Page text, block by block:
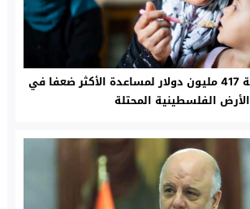
إطلاق خطة بقيمة 417 مليون دولار لمساعدة الأكثر ضعفا في
الأرض الفلسطينية المحتلة